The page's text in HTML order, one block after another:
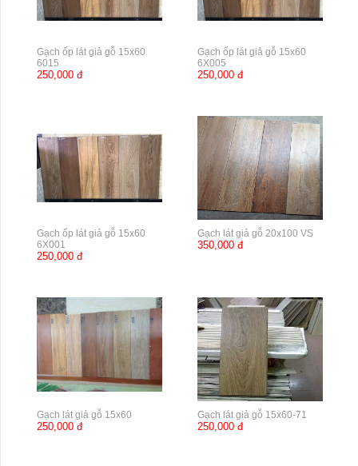
Gạch ốp lát giả gỗ 15x60
6015
250,000 đ
Gạch ốp lát giả gỗ 15x60
6X005
250,000 đ
Gạch ốp lát giả gỗ 15x60
6X001
250,000 đ
Gạch lát giả gỗ 20x100 VS
350,000 đ
Gạch lát giả gỗ 15x60
250,000 đ
Gạch lát giả gỗ 15x60-71
250,000 đ